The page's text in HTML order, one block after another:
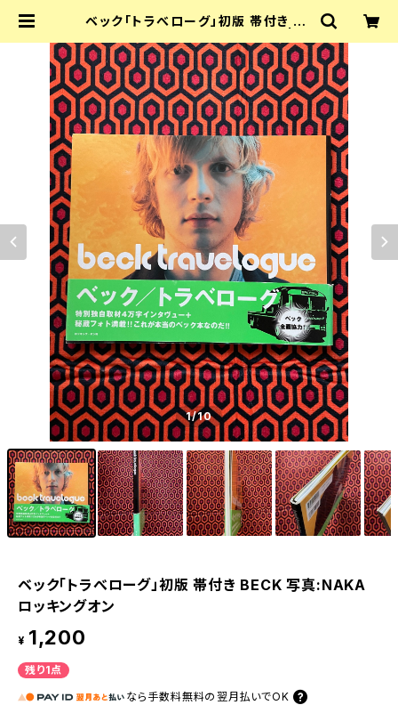
ベック「トラべローグ」初版 帯付き BE
書 まずる
1/10
ベック「トラべローグ」初版 帯付き BECK 写真:NAKA
ロッキングオン
¥ 1,200
残り1点
なら 手数料無料の 翌月払いでOK